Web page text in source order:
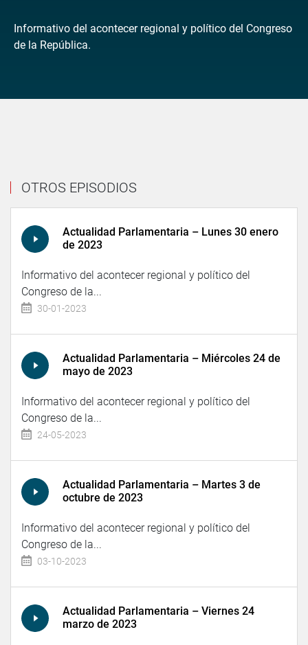
Informativo del acontecer regional y político del Congreso
de la República.
OTROS EPISODIOS
Actualidad Parlamentaria – Lunes 30 enero
de 2023
Informativo del acontecer regional y político del
Congreso de la...
30-01-2023
Actualidad Parlamentaria – Miércoles 24 de
mayo de 2023
Informativo del acontecer regional y político del
Congreso de la...
24-05-2023
Actualidad Parlamentaria – Martes 3 de
octubre de 2023
Informativo del acontecer regional y político del
Congreso de la...
03-10-2023
Actualidad Parlamentaria – Viernes 24
marzo de 2023